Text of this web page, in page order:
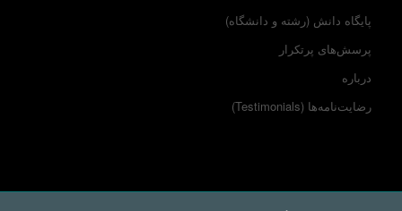
پایگاه دانش (رشته و دانشگاه)
پرسش‌های پرتکرار
درباره
رضایت‌نامه‌ها (Testimonials)